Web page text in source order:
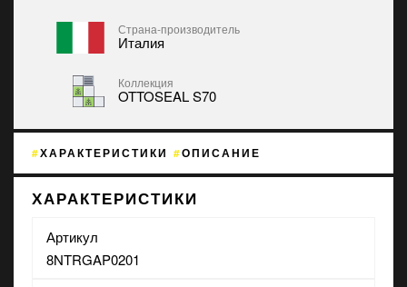
Страна-производитель
Италия
Коллекция
OTTOSEAL S70
ХАРАКТЕРИСТИКИ ОПИСАНИЕ
ХАРАКТЕРИСТИКИ
Артикул
8NTRGAP0201